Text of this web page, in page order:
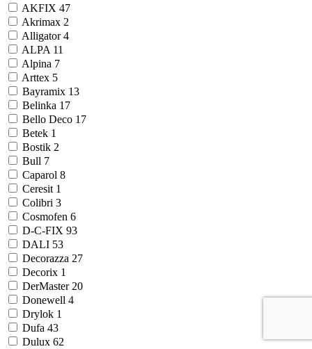
AKFIX 47
Akrimax 2
Alligator4
ALPA 11
Alpina 7
Arttex 5
Bayramix 13
Belinka 17
Bello Deco 17
Betek 1
Bostik 2
Bull 7
Caparol 8
Ceresit 1
Colibri 3
Cosmofen 6
D-C-FIX 93
DALI 53
Decorazza 27
Decorix 1
DerMaster 20
Donewell 4
Drylok 1
Dufa 43
Dulux 62